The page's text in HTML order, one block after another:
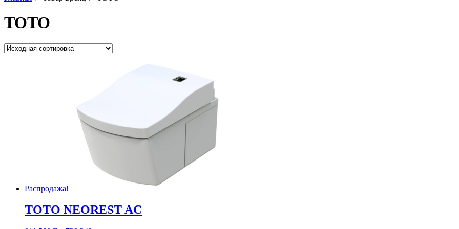
TOTO
Распродажа!
TOTO NEOREST AC